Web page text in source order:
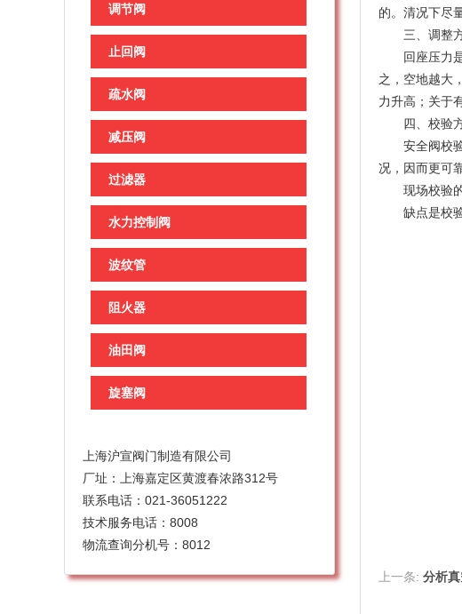
调节阀
止回阀
疏水阀
减压阀
过滤器
水力控制阀
波纹管
阻火器
油田阀
旋塞阀
上海沪宣阀门制造有限公司
厂址：上海嘉定区黄渡春浓路312号
联系电话：021-36051222
技术服务电话：8008
物流查询分机号：8012
的。清况下尽
三、调整
回座压力是
之，空地越大
力升高；关于
四、校验方
安全阀校验
况，因而更可靠
现场校验的
缺点是校验
上一条: 分析